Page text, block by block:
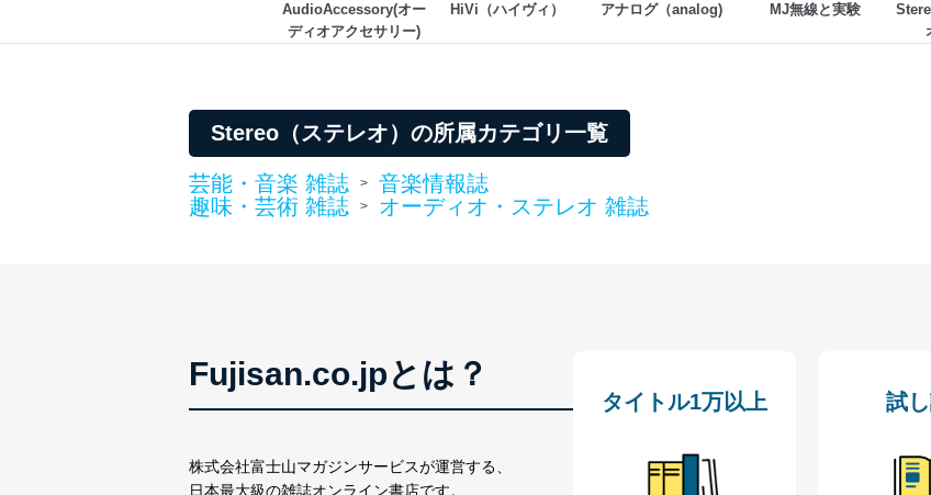
改訂：2025年2月20日
制定：2005年4月1日
個人情報の取扱いについて
当社は以下の個人情報保護管理者を設置し、個人情報保護管理者の責任のもと、個人情報を
２．利用目的
No
個人情報の種類 利用目的
AudioAccessory(オー
ディオアクセサリー)
HiVi（ハイヴィ） アナログ（analog) MJ無線と実験
Stereo（ステレオ）の所属カテゴリ一覧
芸能・音楽 雑誌 >
音楽情報誌
趣味・芸術 雑誌
> オーディオ・ステレオ 雑誌
Fujisan.co.jpとは？
株式会社富士山マガジンサービスが運営する、
日本最大級の雑誌オンライン書店です。
タイトル1万以上 試